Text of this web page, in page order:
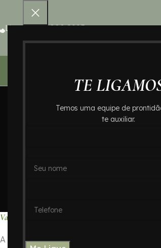
TE
Temos uma equipe de
te auxiliar.
Ligue 0800 000 8995
Valores
Valores de Cremação no Bairro Jardim Telma :
A decisão de como honrar a memória